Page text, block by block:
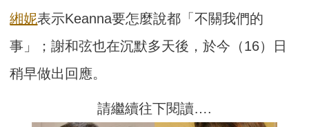
緗妮表示Keanna要怎麼說都「不關我們的
事」；謝和弦也在沉默多天後，於今（16）日
稍早做出回應。
請繼續往下閱讀….